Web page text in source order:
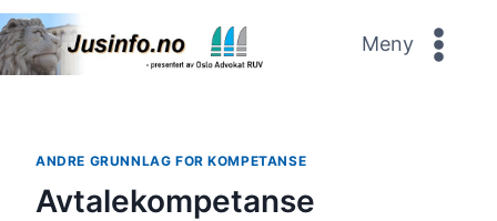
Skip
to
content
Meny
ANDRE GRUNNLAG FOR KOMPETANSE
Avtalekompetanse